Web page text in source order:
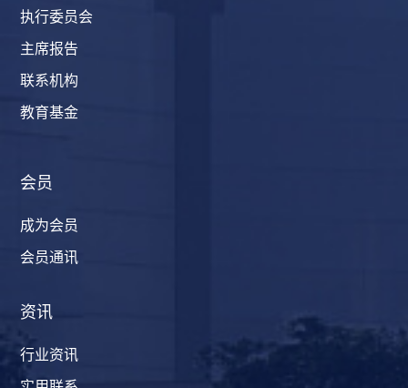
执行委员会
主席报告
联系机构
教育基金
会员
成为会员
会员通讯
资讯
行业资讯